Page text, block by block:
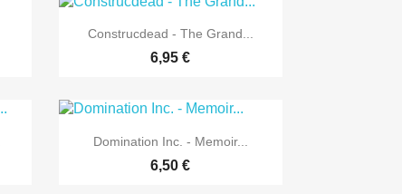
 Vorschau
Construcdead - The Grand...
6,95 €
 Vorschau
Domination Inc. - Memoir...
6,50 €